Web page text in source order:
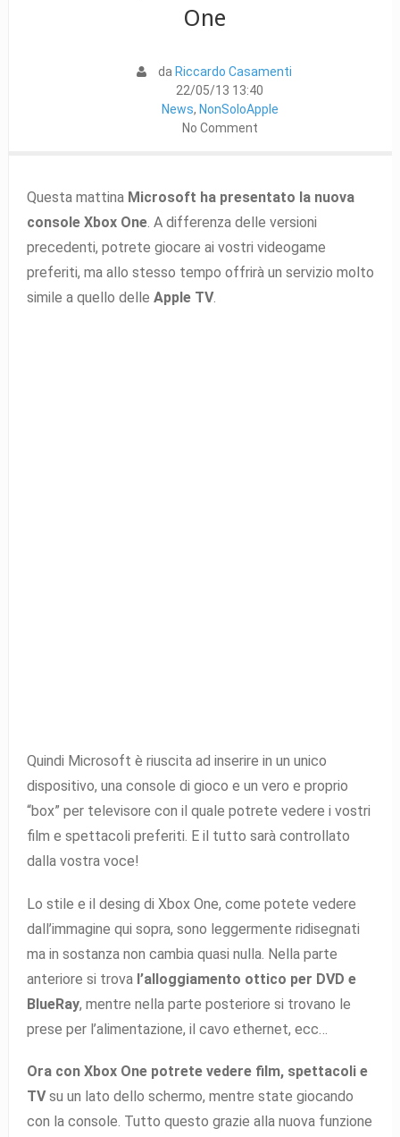
One
da Riccardo Casamenti
22/05/13 13:40
News, NonSoloApple
No Comment
Questa mattina Microsoft ha presentato la nuova
console Xbox One. A differenza delle versioni
precedenti, potrete giocare ai vostri videogame
preferiti, ma allo stesso tempo offrirà un servizio molto
simile a quello delle Apple TV.
Quindi Microsoft è riuscita ad inserire in un unico
dispositivo, una console di gioco e un vero e proprio
“box” per televisore con il quale potrete vedere i vostri
film e spettacoli preferiti. E il tutto sarà controllato
dalla vostra voce!
Lo stile e il desing di Xbox One, come potete vedere
dall’immagine qui sopra, sono leggermente ridisegnati
ma in sostanza non cambia quasi nulla. Nella parte
anteriore si trova l’alloggiamento ottico per DVD e
BlueRay, mentre nella parte posteriore si trovano le
prese per l’alimentazione, il cavo ethernet, ecc…
Ora con Xbox One potrete vedere film, spettacoli e
TVsu un lato dello schermo, mentre state giocando
con la console. Tutto questo grazie alla nuova funzione